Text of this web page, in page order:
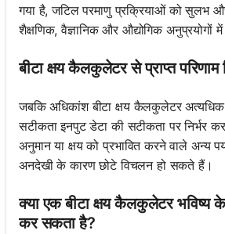
गया है, जटिल परमाणु प्रक्रियाओं को सुलभ
शैक्षणिक, वैज्ञानिक और औद्योगिक अनुप्रयोगों
बीटा क्षय कैलकुलेटर से प्राप्त
जबकि अधिकांश बीटा क्षय कैलकुलेटर
सटीकता इनपुट डेटा की सटीकता पर निर्भर
अनुमान या क्षय को प्रभावित करने वाले अन्य
अनदेखी के कारण छोटे विचलन हो सकते हैं।
क्या एक बीटा क्षय कैलकुलेटर भविष्य के
कर सकता है?